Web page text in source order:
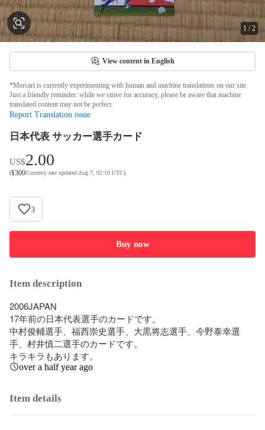
1 /2
View content in English
*Mercari is currently experimenting with human and machine translations on our site.
Just a friendly reminder: while we strive for accuracy, please be aware that machine
translated content may not be perfect.
Report Translation issue
日本代表 サッカー選手カード
US$2.00
(¥300Currency rate updated Aug 7, 02:10 UTC)
3
Buy now
Item description
2006JAPAN
17年前の日本代表選手のカードです。
中村俊輔選手、福西崇史選手、大黒将志選手、今野泰幸選
手、村井慎二選手のカードです。
キラキラもあります。
over a half year ago
Item details